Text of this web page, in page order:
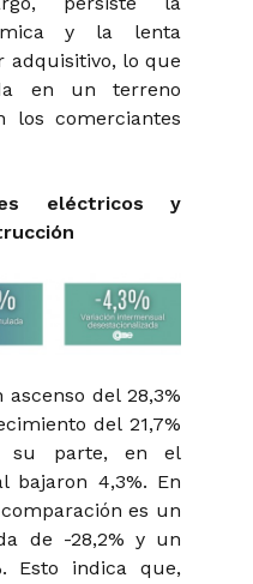
y la lenta
adquisitivo, lo que
en un terreno
los comerciantes
eléctricos y
del 28,3%
del 21,7%
su parte, en el
bajaron 4,3%. En
es un
de -28,2% y un
Esto indica que,